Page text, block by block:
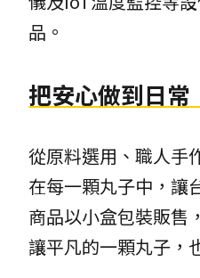
品。
把安心做到日
從原料選用、職人手
在每一顆丸子中，讓
商品以小盒包裝販售
讓平凡的一顆丸子，